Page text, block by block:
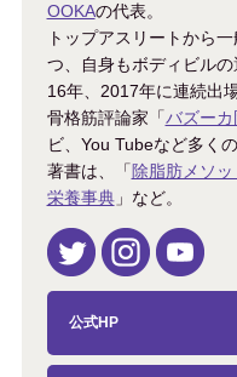
OOKAの代表。
トップアスリートから
つ、自身もボディビル
16年、2017年に連続出場
骨格筋評論家「バズーカ
ビ、You Tubeなど多く
著書は、「 除脂肪メソッ
栄養事典」など。
公式HP